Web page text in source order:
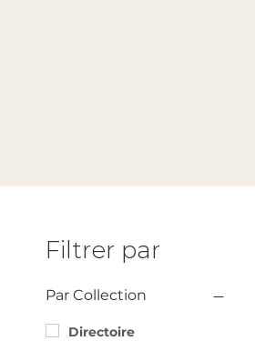
Filtrer par
Par Collection
Directoire